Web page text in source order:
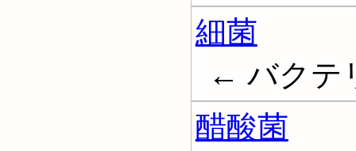
細菌
← バクテ
醋酸菌